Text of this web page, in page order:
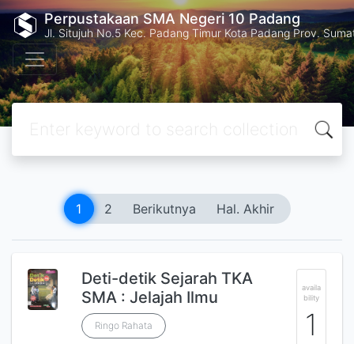
Perpustakaan SMA Negeri 10 Padang
Jl. Situjuh No.5 Kec. Padang Timur Kota Padang Prov.
1 2 Berikutnya Hal. Akhir
Deti-detik Sejarah TKA
SMA : Jelajah Ilmu
Ringo Rahata
availa
bility
1